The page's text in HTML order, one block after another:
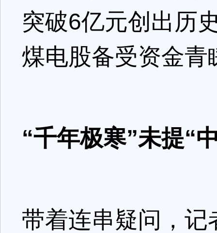
突破6亿元创出历
煤电股备受资金青
“千年极寒”未提“
带着连串疑问，